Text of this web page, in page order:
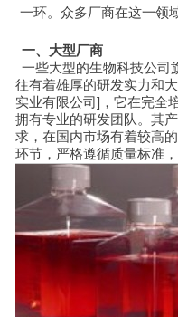
一环。众多厂商在这一领
一、大型厂商
一些大型的生物科技公司
往有着雄厚的研发实力和
实业有限公司]，它在完全
拥有专业的研发团队。其
求，在国内市场有着较高
环节，严格遵循质量标准